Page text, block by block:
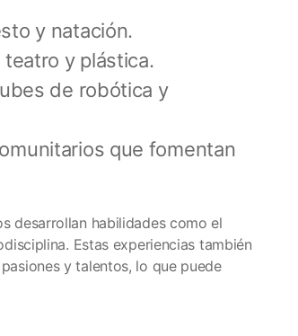
y natación.
y plástica.
de robótica y
que fomentan
desarrollan habilidades como el
Estas experiencias también
y talentos, lo que puede